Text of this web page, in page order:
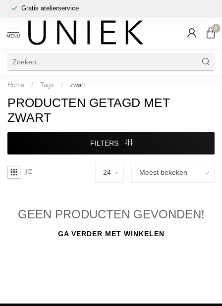
Gratis atelierservice
MENU
0
Home / Tags / zwart
PRODUCTEN GETAGD MET
ZWART
FILTERS
GEEN PRODUCTEN GEVONDEN!
GA VERDER MET WINKELEN